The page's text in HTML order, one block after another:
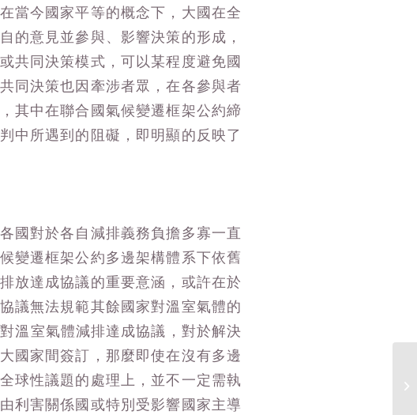
當今國家平等的概念下，大國在全
的意見並參與、影響決策的形成，
共同決策模式，可以某程度避免國
同決策也因牽涉者眾，在各參與者
其中在聯合國氣候變遷框架公約締
中所遇到的阻礙，即明顯的反映了
國對於各自減排義務負擔多寡一直
變遷框架公約多邊架構體系下依舊
放達成協議的重要意涵，或許在於
議無法規範其餘國家對溫室氣體的
溫室氣體減排達成協議，對於解決
國家間簽訂，那麼即使在沒有多邊
球性議題的處理上，並不一定需執
利害關係國或特別受影響國家主導